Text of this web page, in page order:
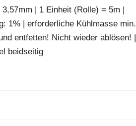
| 1 Einheit (Rolle) = 5m |
1% | erforderliche Kühlmasse min.
entfetten! Nicht wieder ablösen! |
beidseitig